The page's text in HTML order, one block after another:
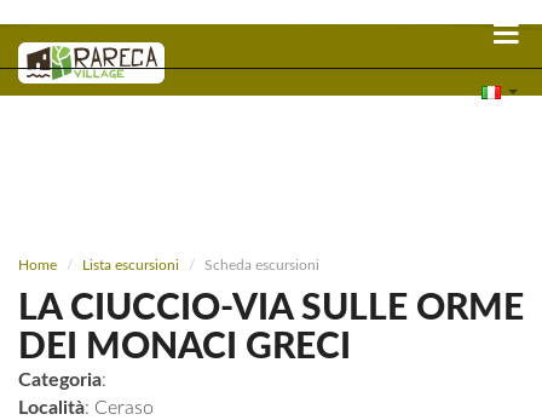
Home Lista escursioni Scheda escursioni
LA CIUCCIO-VIA SULLE ORME
DEI MONACI GRECI
Categoria:
Località: Ceraso